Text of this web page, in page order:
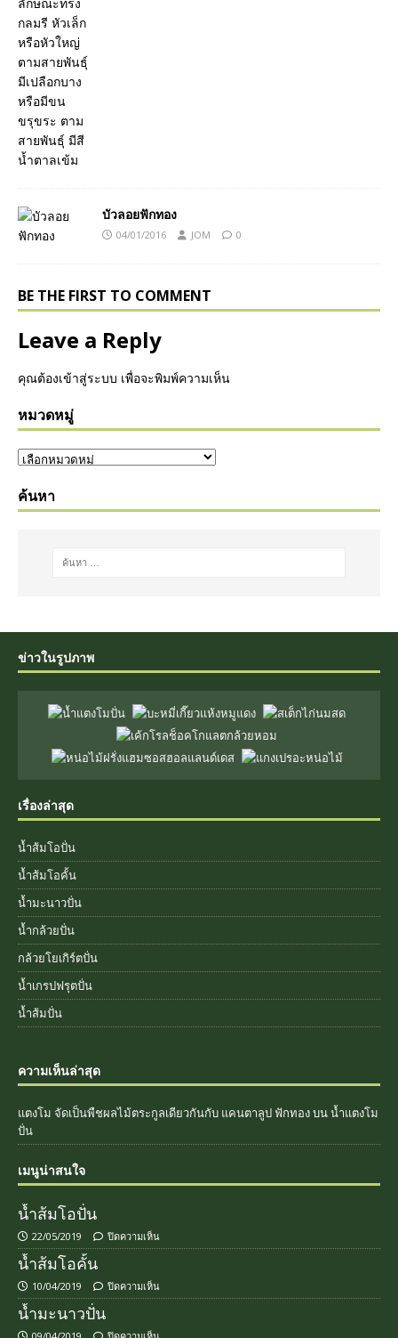
บัวลอยฟักทอง
04/01/2016 JOM 0
BE THE FIRST TO COMMENT
Leave a Reply
คุณต้องเข้าสู่ระบบ เพื่อจะพิมพ์ความเห็น
หมวดหมู่
ค้นหา
ข่าวในรูปภาพ
เรื่องล่าสุด
น้ำส้มโอปั่น
น้ำส้มโอคั้น
น้ำมะนาวปั่น
น้ำกล้วยปั่น
กล้วยโยเกิร์ตปั่น
น้ำเกรปฟรุตปั่น
น้ำส้มปั่น
ความเห็นล่าสุด
แตงโม จัดเป็นพืชผลไม้ตระกูลเดียวกันกับ แคนตาลูป ฟักทองบนน้ำแตงโม
ปั่น
เมนูน่าสนใจ
น้ำส้มโอปั่น
22/05/2019 ปิดความเห็น
น้ำส้มโอคั้น
10/04/2019 ปิดความเห็น
น้ำมะนาวปั่น